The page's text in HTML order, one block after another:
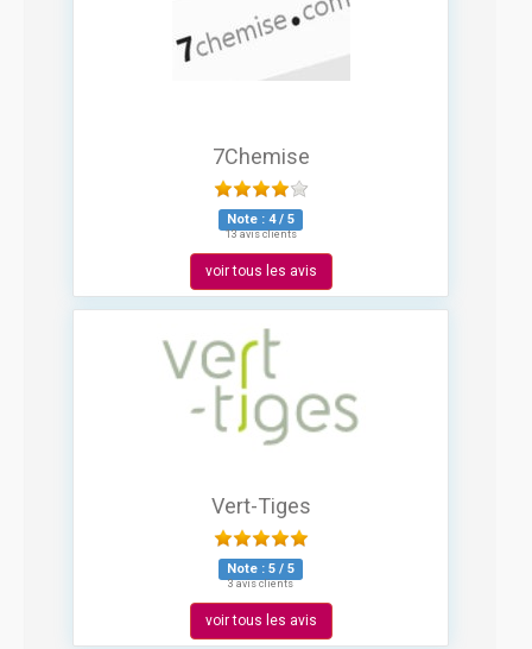
7Chemise
Note : 4/ 5
13 avis clients
voir tous les avis
Vert-Tiges
Note : 5 / 5
3 avis clients
voir tous les avis